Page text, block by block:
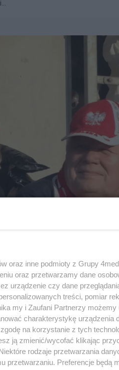
160 / 200
oraz inne podmioty z Grupy
oraz przetwarzamy dane
urządzenie czy dane
treści, pomiar
my i Zaufani Partnerzy
charakterystykę urządzenia
na korzystanie z tych
ją zmienić/wycofać klikając
rodzaje przetwarzania
przetwarzaniu. Preferencje będą